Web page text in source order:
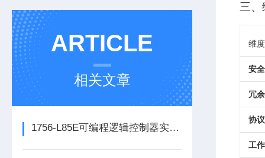
ARTICLE
相关文章
1756-L85E可编程逻辑控制器实操应用常见问题分析及解决方法探讨
三、
维度
安
冗
协
工